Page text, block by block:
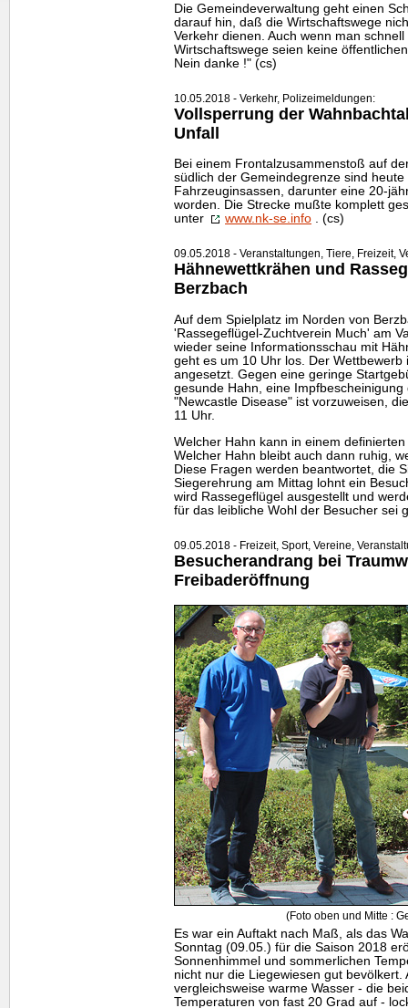
Die Gemeindeverwaltung geht einen
darauf hin, daß die Wirtschaftswege
Verkehr dienen. Auch wenn man
Wirtschaftswege seien keine
Nein danke !" (cs)
10.05.2018 - Verkehr, Polizeimeldungen:
Vollsperrung der
Unfall
Bei einem Frontalzusammenstoß auf
südlich der Gemeindegrenze sind
Fahrzeuginsassen, darunter eine 20-
worden. Die Strecke mußte komplett
unter
www.nk-se.info . (cs)
09.05.2018 - Veranstaltungen, Tiere, Freizeit,
Hähnewettkrähen und
Berzbach
Auf dem Spielplatz im Norden von
'Rassegeflügel-Zuchtverein Much' am
wieder seine Informationsschau mit
geht es um 10 Uhr los. Der Wettbewerb
angesetzt. Gegen eine geringe
gesunde Hahn, eine
"Newcastle Disease" ist vorzuweisen,
11 Uhr.
Welcher Hahn kann in einem
Welcher Hahn bleibt auch dann ruhig,
Diese Fragen werden beantwortet, die
Siegerehrung am Mittag lohnt ein
wird Rassegeflügel ausgestellt und
für das leibliche Wohl der Besucher sei
09.05.2018 - Freizeit, Sport, Vereine,
Besucherandrang bei
Freibaderöffnung
(Foto oben und Mitte :
Es war ein Auftakt nach Maß, als das
Sonntag (09.05.) für die Saison 2018
Sonnenhimmel und sommerlichen
nicht nur die Liegewiesen gut
vergleichsweise warme Wasser - die
Temperaturen von fast 20 Grad auf -